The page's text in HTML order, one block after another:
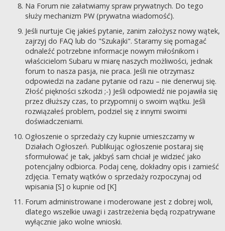
Na Forum nie załatwiamy spraw prywatnych. Do tego
służy mechanizm PW (prywatna wiadomość).
Jeśli nurtuje Cię jakieś pytanie, zanim założysz nowy wątek,
zajrzyj do FAQ lub do "Szukajki". Staramy się pomagać
odnaleźć potrzebne informacje nowym miłośnikom i
właścicielom Subaru w miarę naszych możliwości, jednak
forum to nasza pasja, nie praca. Jeśli nie otrzymasz
odpowiedzi na zadane pytanie od razu – nie denerwuj się.
Złość piękności szkodzi ;-) Jeśli odpowiedź nie pojawiła się
przez dłuższy czas, to przypomnij o swoim wątku. Jeśli
rozwiązałeś problem, podziel się z innymi swoimi
doświadczeniami.
Ogłoszenie o sprzedaży czy kupnie umieszczamy w
Działach Ogłoszeń. Publikując ogłoszenie postaraj się
sformułować je tak, jakbyś sam chciał je widzieć jako
potencjalny odbiorca. Podaj cenę, dokładny opis i zamieść
zdjęcia. Tematy wątków o sprzedaży rozpoczynaj od
wpisania [S] o kupnie od [K]
Forum administrowane i moderowane jest z dobrej woli,
dlatego wszelkie uwagi i zastrzeżenia będą rozpatrywane
wyłącznie jako wolne wnioski.